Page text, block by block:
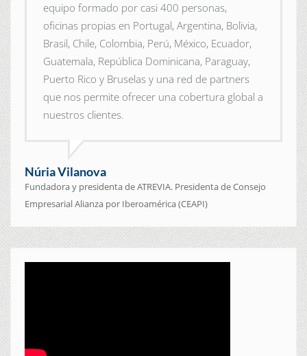
equipo formado por casi 400 personas,
oficinas propias en Portugal, Argentina, Bolivia,
Brasil, Chile, Colombia, Perú, México, Ecuador,
Guatemala, República Dominicana, Paraguay,
Puerto Rico y Bruselas y una red de partners
que nos permite ofrecer una cobertura global a
nuestros clientes.
Núria Vilanova
Fundadora y presidenta de ATREVIA. Presidenta de Consejo
Empresarial Alianza por Iberoamérica (CEAPI)